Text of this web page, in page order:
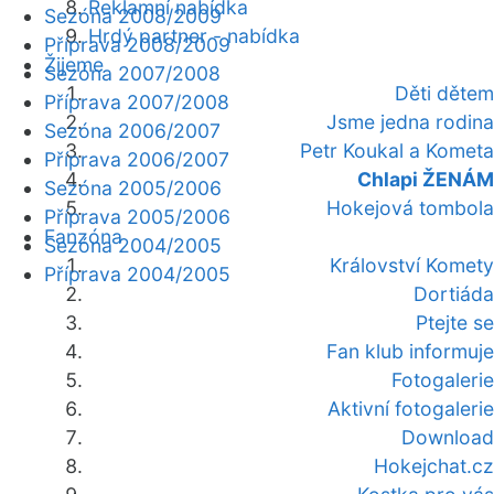
Reklamní nabídka
Hrdý partner - nabídka
Žijeme
Děti dětem
Jsme jedna rodina
Petr Koukal a Kometa
Chlapi ŽENÁM
Hokejová tombola
Fanzóna
Království Komety
Dortiáda
Ptejte se
Fan klub informuje
Fotogalerie
Aktivní fotogalerie
Download
Hokejchat.cz
Sezóna 2008/2009
Příprava 2008/2009
Sezóna 2007/2008
Příprava 2007/2008
Sezóna 2006/2007
Příprava 2006/2007
Sezóna 2005/2006
Příprava 2005/2006
Sezóna 2004/2005
Příprava 2004/2005